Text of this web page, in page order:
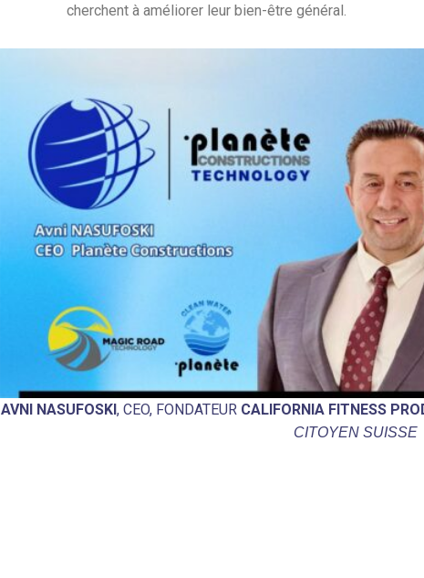
cherchent à améliorer leur bien-être général.
AVNI NASUFOSKI, CEO, FONDATEUR CALIFORNIA FITNESS
CITOYEN SUISSE